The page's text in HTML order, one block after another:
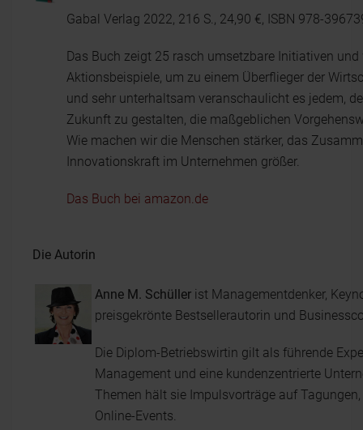
Gabal Verlag 2022, 216 S., 24,90 €, ISBN 978-
Das Buch zeigt 25 rasch umsetzbare Initiativen
Aktionsbeispiele, um zu einem Überflieger der
und sehr unterhaltsam veranschaulicht es jedem,
Zukunft zu gestalten, die maßgeblichen
Wie machen wir die Menschen stärker, das
Innovationskraft im Unternehmen größer.
Das Buch bei amazon.de
Die Autorin
Anne M. Schüller ist Managementdenker,
preisgekrönte Bestsellerautorin und
Die Diplom-Betriebswirtin gilt als führende
Management und eine kundenzentrierte
Themen hält sie Impulsvorträge auf
Online-Events.